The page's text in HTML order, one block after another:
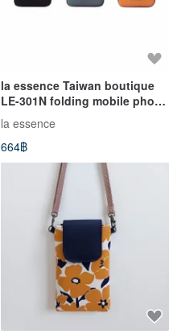
la essence Taiwan boutique
LE-301N folding mobile phone
special bag universal
accessories bag diving suit
cloth
la essence
664฿